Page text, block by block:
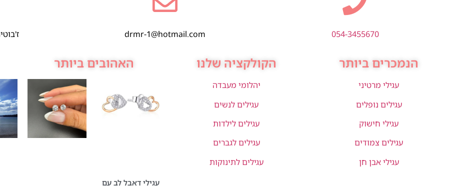
054-3455670
drmr-1@hotmail.com ז'בוטינסקי
הנמכרים ביותר
עגילי מרטיני
עגילים נופלים
עגילי חישוק
עגילים צמודים
עגילי אבן חן
הקולקציה שלנו
יהלומי מעבדה
עגילים לנשים
עגילים לילדות
עגילים לגברים
עגילים לתינוקות
האהובים ביותר
עגילי דאבל לב עם